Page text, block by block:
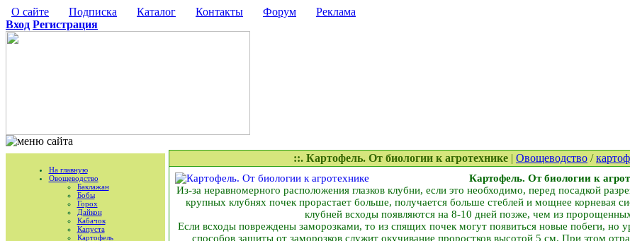
О сайте Подписка Каталог Контакты Форум
Реклама
Вход Регистрация
На главную
Овощеводство
Баклажан
Бобы
Горох
Дайкон
Кабачок
Капуста
Картофель
::. Картофель. От биологии к агротехнике | Овощеводство /
Картофель. От биологии к
Из-за неравномерного расположения глазков клубни, если это необходимо, перед посадкой
крупных клубнях почек прорастает больше, получается больше стеблей и мощнее корневая
клубней всходы появляются на 8-10 дней позже, чем из
Если всходы повреждены заморозками, то из спящих почек могут появиться новые побеги, но
способов защиты от заморозков служит окучивание проростков высотой 5 см. При этом